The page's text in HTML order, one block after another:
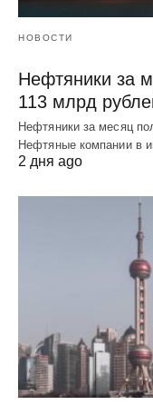
НОВОСТИ
Нефтяники за
113 млрд
Нефтяники за месяц
Нефтяные компании в
2 дня ago